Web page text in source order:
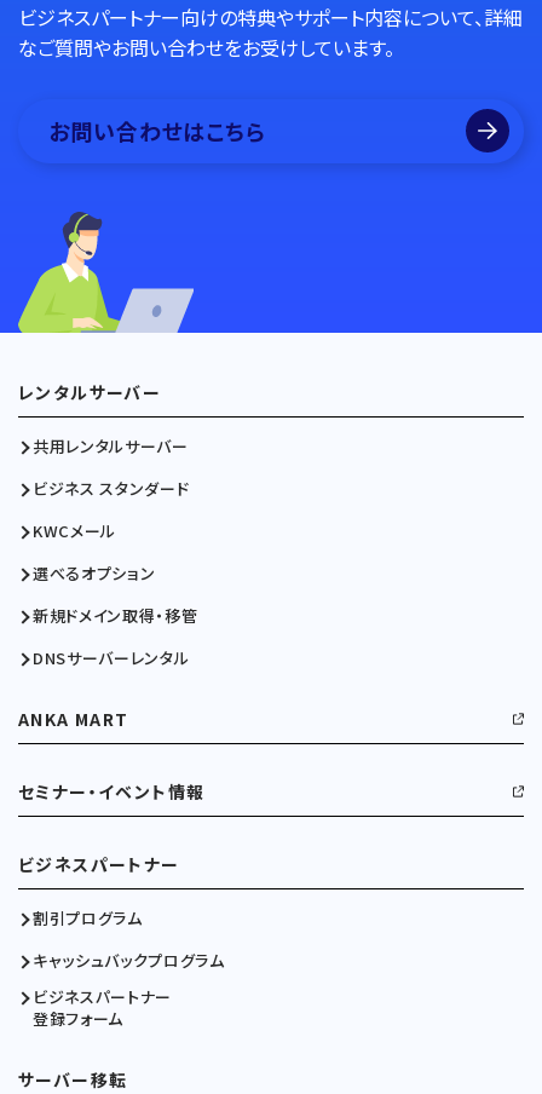
ビジネスパートナー向けの特典やサポート内容について、詳細
なご質問やお問い合わせをお受けしています。
お問い合わせはこちら
レンタルサーバー
共用レンタルサーバー
ビジネス スタンダード
KWCメール
選べるオプション
新規ドメイン取得・移管
DNSサーバーレンタル
ANKA MART
セミナー・イベント情報
ビジネスパートナー
割引プログラム
キャッシュバックプログラム
ビジネスパートナー
登録フォーム
サーバー移転